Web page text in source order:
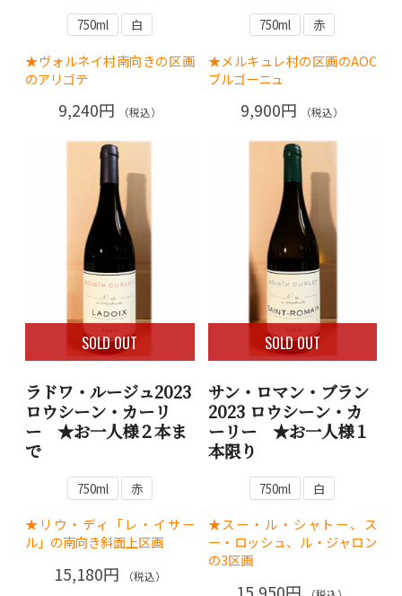
750ml 白
★ヴォルネイ村南向きの区画
のアリゴテ
9,240円 （税込）
750ml 赤
★メルキュレ村の区画のAOC
ブルゴーニュ
9,900円 （税込）
SOLD OUT
ラドワ・ルージュ2023
ロウシーン・カーリ
ー ★お一人様２本ま
で
750ml 赤
★リウ・ディ「レ・イサー
ル」の南向き斜面上区画
15,180円 （税込）
SOLD OUT
サン・ロマン・ブラン
2023 ロウシーン・カ
ーリー ★お一人様１
本限り
750ml 白
★スー・ル・シャトー、ス
ー・ロッシュ、ル・ジャロン
の3区画
15,950円